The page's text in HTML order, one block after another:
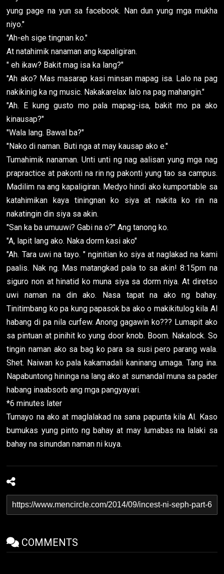
yung page na yun sa facebook. Nan dun yung mga mukha
niyo."
"Ah-eh sige tingnan ko."
At natahimik nanaman ang kapaligiran.
" eh ikaw? Bakit mag isa ka lang?"
"Ah ako? Mas masarap kasi minsan mapag isa. Lalo na pag
nakikinig ka ng music. Nakakarelax lalo na pag mahangin."
"Ah. E kung gusto mo pala mapag-isa, bakit mo pa ako
kinausap?"
"Wala lang. Bawal ba?"
"Nako di naman. Buti nga at may kausap ako e."
Tumahimik nanaman. Unti unti ng nag aalisan yung mga nag
prapractice at pakonti na rin ng pakonti yung tao sa campus.
Madilim na ang kapaligiran. Medyo hindi ako kumportable sa
katahimikan kaya tiningnan ko siya at nakita ko rin na
nakatingin din siya sa akin.
"San ka ba umuuwi? Gabi na o?" Ang tanong ko.
"A, lapit lang ako. Naka dorm kasi ako"
"Ah. Tara uwi na tayo. " nginitian ko siya at naglakad na kami
paalis. Nak ng. Mas matangkad pala to sa akin! 8:15pm na
siguro non at hinatid ko muna siya sa dorm niya. At diretso
uwi naman na din ako. Nasa tapat na ako ng bahay.
Tinitimbang ko pa kung papasok ba ako o makikitulog kila Al
habang di pa nila curfew. Anong gagawin ko??? Lumapit ako
sa pintuan at pinihit ko yung door knob. Boom. Nakalock. So
tingin naman ako sa bag ko para sa susi pero parang wala.
Shet. Naiwan ko pala kakamadali kaninang umaga. Tang ina.
Napabuntong hininga na lang ako at sumandal muna sa pader
habang inaabsorb ang mga pangyayari.
*6 minutes later
Tumayo na ako at maglalakad na sana papunta kila Al. Kaso
bumukas yung pinto ng bahay at may lumabas na lalaki sa
bahay na sinundan naman ni kuya.
COMMENTS